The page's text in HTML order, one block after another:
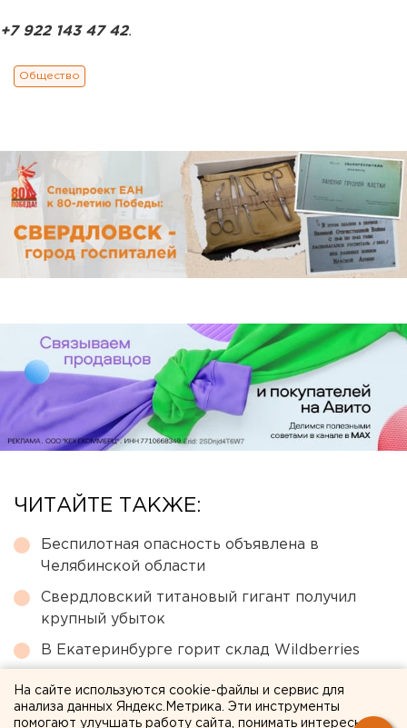
+7 922 143 47 42.
Общество
ЧИТАЙТЕ ТАКЖЕ:
Беспилотная опасность объявлена в
Челябинской области
Свердловский титановый гигант получил
крупный убыток
В Екатеринбурге горит склад Wildberries
Режим БПЛА-опасности ввели в Пермском
крае
На сайте используются cookie-файлы и сервис для
анализа данных Яндекс.Метрика. Эти инструменты
помогают улучшать работу сайта, понимать интересы